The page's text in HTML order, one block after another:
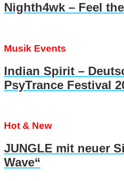
Nighth4wk – Feel
Musik Events
Indian Spirit –
PsyTrance Festival
Hot & New
JUNGLE mit neuer
Wave“